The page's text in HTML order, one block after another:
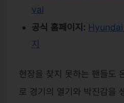
val
공식 홈페이지: Hyundai
지
현장을 찾지 못하는 팬들도
로 경기의 열기와 박진감을